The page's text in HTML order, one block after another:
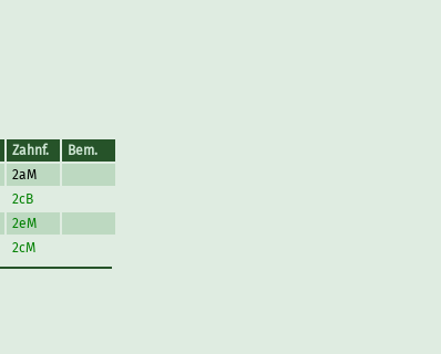
Zahnf.
Bem.
2aM
2cB
2eM
2cM